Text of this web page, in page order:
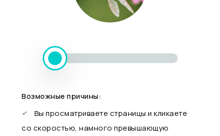
Возможные причины:
Вы просматриваете страницы и кликаете
со скоростью, намного превышающую